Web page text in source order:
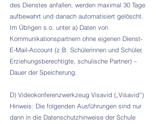
des Dienstes anfallen, werden maximal 30 Tage
aufbewahrt und danach automatisiert gelöscht.
Im Übrigen s.o. unter a) Daten von
Kommunikationspartnern ohne eigenen Dienst-
E-Mail-Account (z.B. Schülerinnen und Schüler,
Erziehungsberechtigte, schulische Partner) –
Dauer der Speicherung.
D) Videokonferenzwerkzeug Visavid („Visavid“)
Hinweis: Die folgenden Ausführungen sind nur
dann in die Datenschutzhinweise der Schule